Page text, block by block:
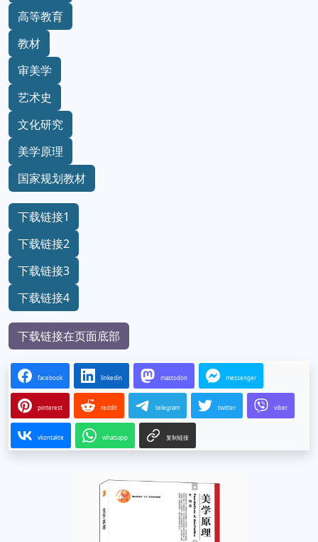
高等教育
教材
审美学
艺术史
文化研究
美学原理
国家规划教材
下载链接1
下载链接2
下载链接3
下载链接4
下载链接在页面底部
facebook linkedin mastodon messenger
pinterest reddit telegram twitter viber
vkontakte whatsapp 复制链接